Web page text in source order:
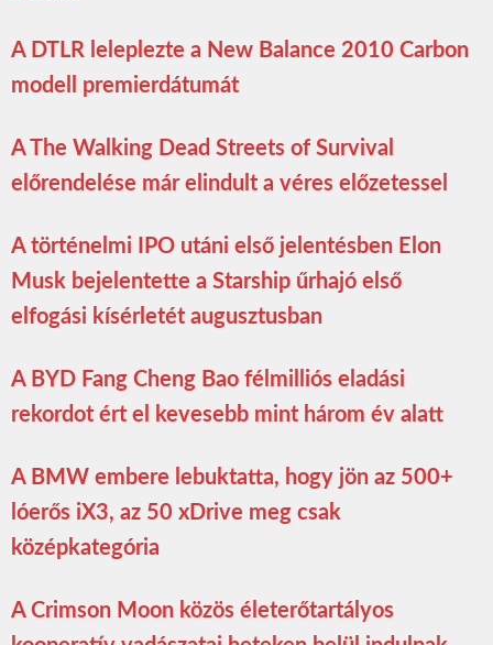
A DTLR leleplezte a New Balance 2010 Carbon
modell premierdátumát
A The Walking Dead Streets of Survival
előrendelése már elindult a véres előzetessel
A történelmi IPO utáni első jelentésben Elon
Musk bejelentette a Starship űrhajó első
elfogási kísérletét augusztusban
A BYD Fang Cheng Bao félmilliós eladási
rekordot ért el kevesebb mint három év alatt
A BMW embere lebuktatta, hogy jön az 500+
lóerős iX3, az 50 xDrive meg csak
középkategória
A Crimson Moon közös életerőtartályos